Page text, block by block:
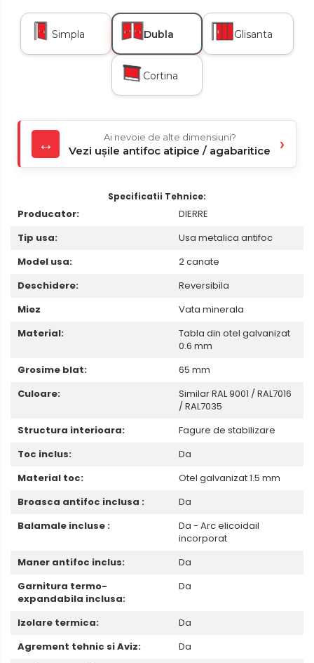
Simpla Dubla Glisanta
Cortina
↔ Ai nevoie de alte dimensiuni?
Vezi ușile antifoc atipice / agabaritice ›
Specificatii Tehnice:
Producator:
DIERRE
Tip usa:
Usa metalica antifoc
Model usa:
2 canate
Deschidere:
Reversibila
Miez
Vata minerala
Material:
Tabla din otel galvanizat
0.6 mm
Grosime blat:
65 mm
Culoare:
Similar RAL 9001 / RAL7016
/ RAL7035
Structura interioara:
Fagure de stabilizare
Toc inclus:
Da
Material toc:
Otel galvanizat 1.5 mm
Broasca antifoc inclusa :
Da
Balamale incluse :
Da - Arc elicoidail
incorporat
Maner antifoc inclus:
Da
Garnitura termo-
expandabila inclusa:
Da
Izolare termica:
Da
Agrement tehnic si Aviz:
Da